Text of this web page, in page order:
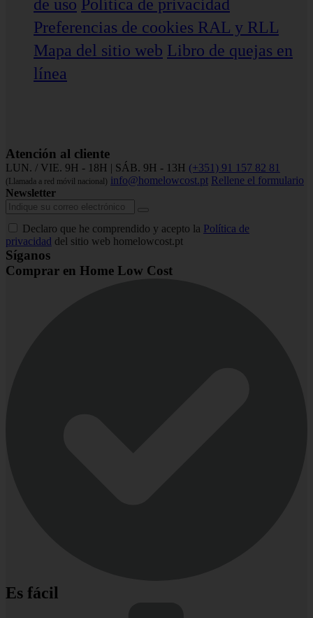
Preferencias de cookies RAL y RLL
Mapa del sitio web Libro de quejas en
línea
Atención al cliente
LUN. / VIE. 9H - 18H | SÁB. 9H - 13H (+351) 91 157 82 81
(Llamada a red móvil nacional) info@homelowcost.pt Rellene el formulario
Newsletter
Declaro que he comprendido y acepto la Política de
privacidad del sitio web homelowcost.pt
Síganos
Comprar en Home Low Cost
Es fácil